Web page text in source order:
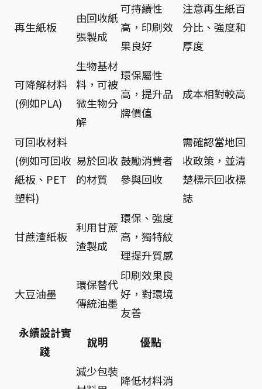
再生紙板
由回收紙
張製成
可持續性
高，印刷效
果良好
注意再生紙百
分比、強度和
厚度
可降解材料
(例如PLA)
生物基材
料，可被
微生物分
解
環保屬性
高，提升品
牌價值
成本相對較高
可回收材料
(例如可回收
紙板、PET
塑料)
易於回收
的材質
鼓勵消費者
參與回收
需確認當地回
收政策，並清
楚標示回收標
誌
甘蔗渣紙板
利用甘蔗
渣製成
環保、強度
高，獨特紋
理提升質感
大豆油墨
環保替代
傳統油墨
印刷效果良
好，對環境
友善
永續設計實
踐
說明 優點
減少包裝
降低材料消